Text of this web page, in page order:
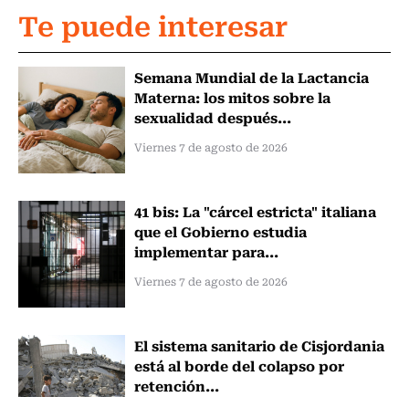
Te puede interesar
Semana Mundial de la Lactancia
Materna: los mitos sobre la
sexualidad después...
Viernes 7 de agosto de 2026
41 bis: La "cárcel estricta" italiana
que el Gobierno estudia
implementar para...
Viernes 7 de agosto de 2026
El sistema sanitario de Cisjordania
está al borde del colapso por
retención...